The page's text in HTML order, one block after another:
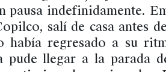
pausa indefinidamente.
salí de casa antes
había regresado a su
pude llegar a la parada